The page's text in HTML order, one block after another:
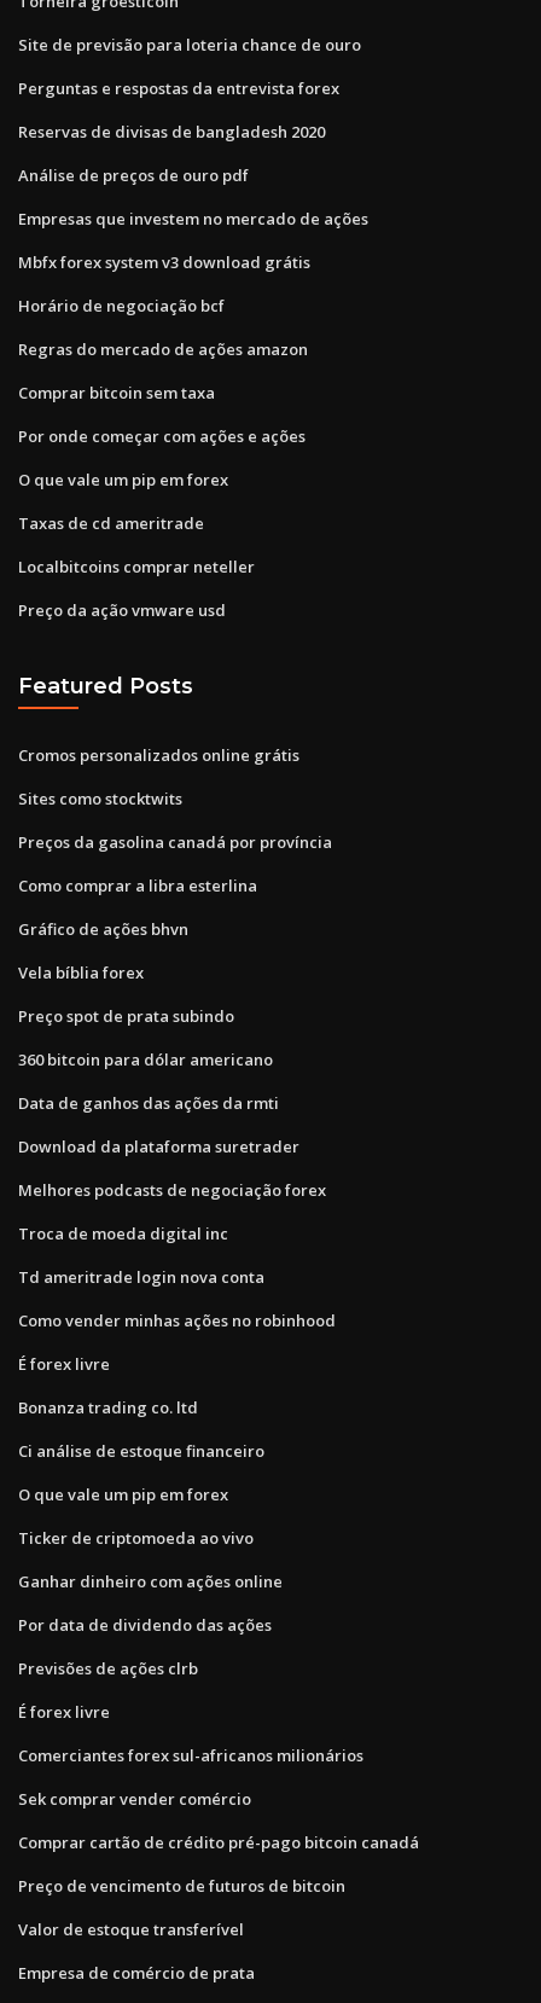
Site de previsão para loteria chance de ouro
Perguntas e respostas da entrevista forex
Reservas de divisas de bangladesh 2020
Análise de preços de ouro pdf
Empresas que investem no mercado de ações
Mbfx forex system v3 download grátis
Horário de negociação bcf
Regras do mercado de ações amazon
Comprar bitcoin sem taxa
Por onde começar com ações e ações
O que vale um pip em forex
Taxas de cd ameritrade
Localbitcoins comprar neteller
Preço da ação vmware usd
Featured Posts
Cromos personalizados online grátis
Sites como stocktwits
Preços da gasolina canadá por província
Como comprar a libra esterlina
Gráfico de ações bhvn
Vela bíblia forex
Preço spot de prata subindo
360 bitcoin para dólar americano
Data de ganhos das ações da rmti
Download da plataforma suretrader
Melhores podcasts de negociação forex
Troca de moeda digital inc
Td ameritrade login nova conta
Como vender minhas ações no robinhood
É forex livre
Bonanza trading co. ltd
Ci análise de estoque financeiro
O que vale um pip em forex
Ticker de criptomoeda ao vivo
Ganhar dinheiro com ações online
Por data de dividendo das ações
Previsões de ações clrb
É forex livre
Comerciantes forex sul-africanos milionários
Sek comprar vender comércio
Comprar cartão de crédito pré-pago bitcoin canadá
Preço de vencimento de futuros de bitcoin
Valor de estoque transferível
Empresa de comércio de prata